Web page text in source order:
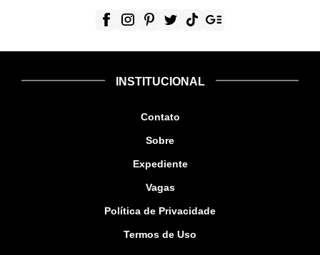
INSTITUCIONAL
Contato
Sobre
Expediente
Vagas
Política de Privacidade
Termos de Uso